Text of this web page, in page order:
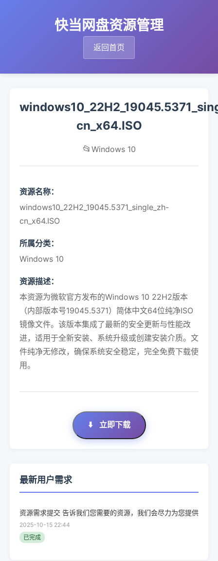
快当网盘资源管理
返回首页
cn_x64.ISO
📂 Windows 10
资源名称：
windows10_22H2_19045.5371_single_zh-
cn_x64.ISO
所属分类：
Windows 10
资源描述：
本资源为微软官方发布的Windows 10 22H2版本
（内部版本号19045.5371）简体中文64位纯净ISO
镜像文件。该版本集成了最新的安全更新与性能改
进，适用于全新安装、系统升级或创建安装介质。文
件纯净无修改，确保系统安全稳定，完全免费下载使
用。
⬇️ 立即下载
最新用户需求
资源需求提交 告诉我们您需要的资源，我们会尽力为您提供
2025-10-15 22:44
已完成